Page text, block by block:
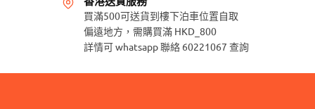
款
式。
買滿500可送貨到樓下泊車位置自取
偏遠地方，需購買滿 HKD_800
詳情可 whatsapp 聯絡 60221067 查詢